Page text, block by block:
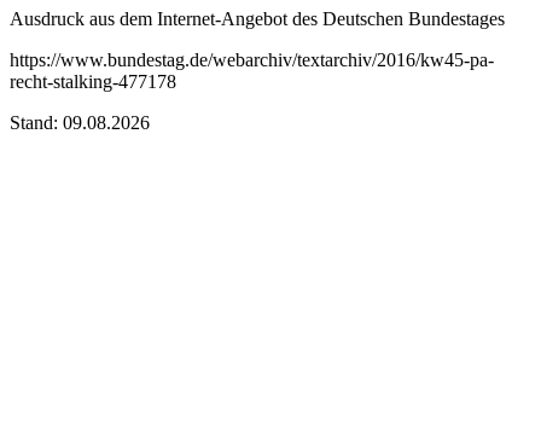
Ausdruck aus dem Internet-Angebot des Deutschen Bundestages
https://www.bundestag.de/webarchiv/textarchiv/2016/kw45-pa-
recht-stalking-477178
Stand: 09.08.2026